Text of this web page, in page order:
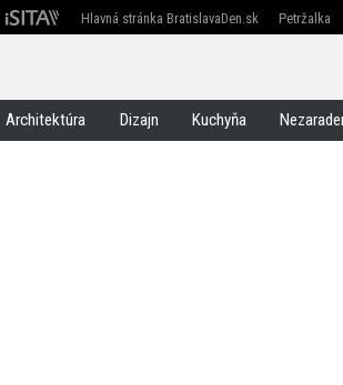
Hlavná stránka BratislavaDen.sk Petržalka
Architektúra Dizajn Kuchyňa